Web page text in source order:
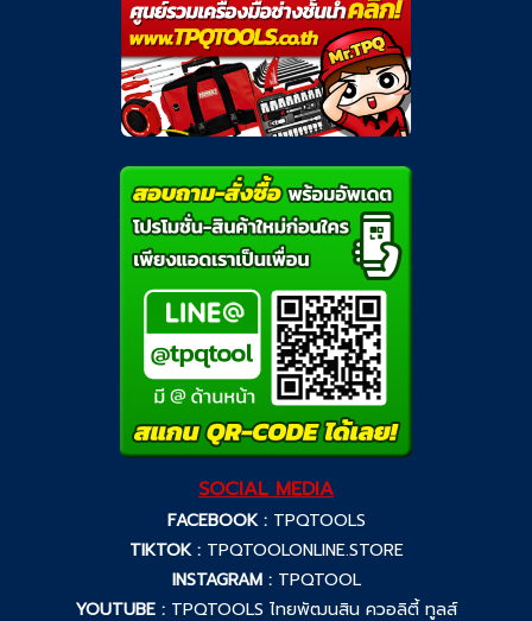
SOCIAL MEDIA
FACEBOOK : TPQTOOLS
TIKTOK : TPQTOOLONLINE.STORE
INSTAGRAM : TPQTOOL
YOUTUBE : TPQTOOLS ไทยพัฒนสิน ควอลิตี้ ทูลส์